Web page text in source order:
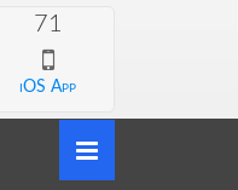
71
iOS App